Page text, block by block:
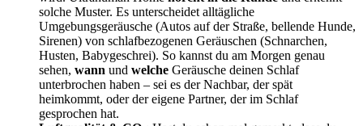
solche Muster. Es unterscheidet alltägliche
Umgebungsgeräusche (Autos auf der Straße, bellende Hunde,
Sirenen) von schlafbezogenen Geräuschen (Schnarchen,
Husten, Babygeschrei). So kannst du am Morgen genau
sehen, wann und welche Geräusche deinen Schlaf
unterbrochen haben – sei es der Nachbar, der spät
heimkommt, oder der eigene Partner, der im Schlaf
gesprochen hat.